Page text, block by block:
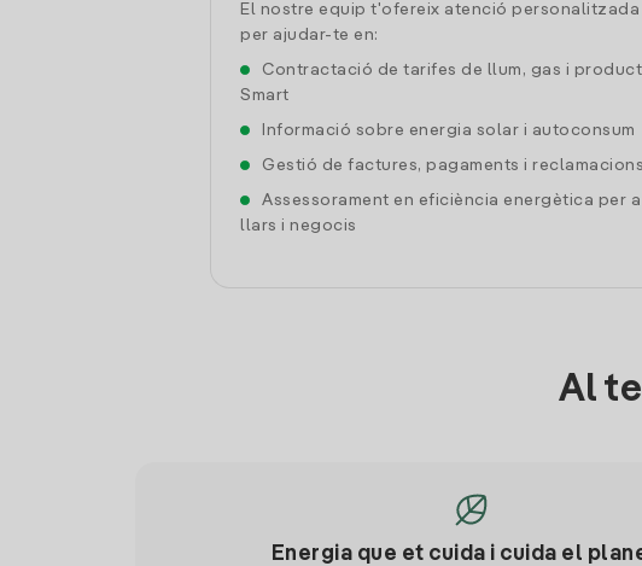
El nostre equip t'ofereix atenció personalitzada
per ajudar-te en:
Contractació de tarifes de llum, gas i
Smart
Informació sobre energia solar i autoconsum
Gestió de factures, pagaments i reclamacions
Assessorament en eficiència energètica per a
llars i negocis
Al
Energia que et cuida i cuida el